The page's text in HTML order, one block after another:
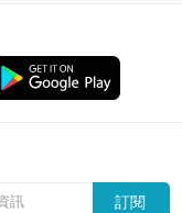
訂閱